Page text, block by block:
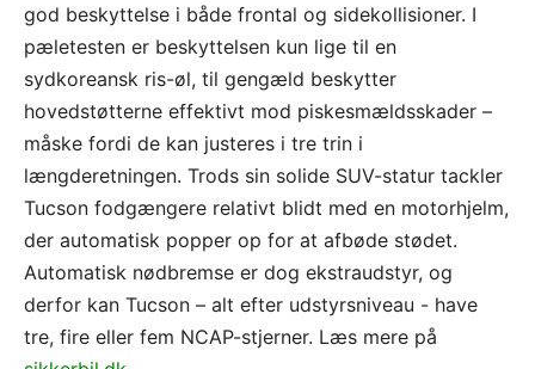
god beskyttelse i både frontal og sidekollisioner. I
pæletesten er beskyttelsen kun lige til en
sydkoreansk ris-øl, til gengæld beskytter
hovedstøtterne effektivt mod piskesmældsskader –
måske fordi de kan justeres i tre trin i
længderetningen. Trods sin solide SUV-statur tackler
Tucson fodgængere relativt blidt med en motorhjelm,
der automatisk popper op for at afbøde stødet.
Automatisk nødbremse er dog ekstraudstyr, og
derfor kan Tucson – alt efter udstyrsniveau - have
tre, fire eller fem NCAP-stjerner. Læs mere på